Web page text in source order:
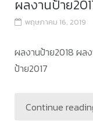
ผลงานป้าย
พฤษภาคม 16, 2019
ผลงานป้าย2018 ผล
ป้าย2017
Continue